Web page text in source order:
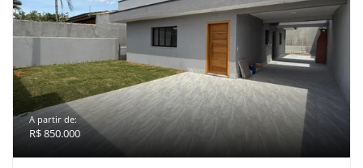
A partir de:
R$ 850.000